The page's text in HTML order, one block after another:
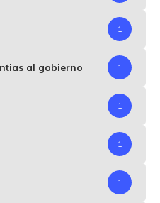
1
al gobierno 1
1
1
1